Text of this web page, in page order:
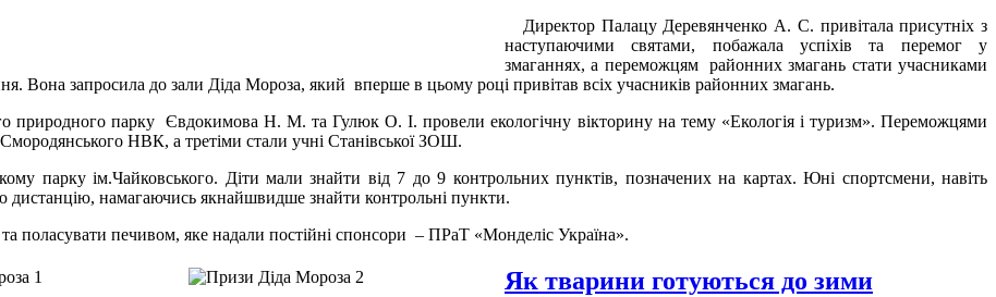
Директор Палацу Деревянченко А. С. привітала присутніх з
наступаючими святами, побажала успіхів та перемог у
змаганнях, а переможцям районних змагань стати учасниками
Вона запросила до зали Діда Мороза, який вперше в цьому році привітав всіх учасників районних змагань.
природного парку Євдокимова Н. М. та Гулюк О. І. провели екологічну вікторину на тему «Екологія і туризм». Переможцями
НВК, а третіми стали учні Станівської ЗОШ.
парку ім.Чайковського. Діти мали знайти від 7 до 9 контрольних пунктів, позначених на картах. Юні спортсмени, навіть
дистанцію, намагаючись якнайшвидше знайти контрольні пункти.
поласувати печивом, яке надали постійні спонсори – ПРаТ «Монделіс Україна».
Як тварини готуються до зими